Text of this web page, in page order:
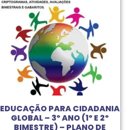
EDUCAÇÃO PARA CIDADANIA
GLOBAL – 3º ANO (1º E 2º
BIMESTRE) – PLANO DE